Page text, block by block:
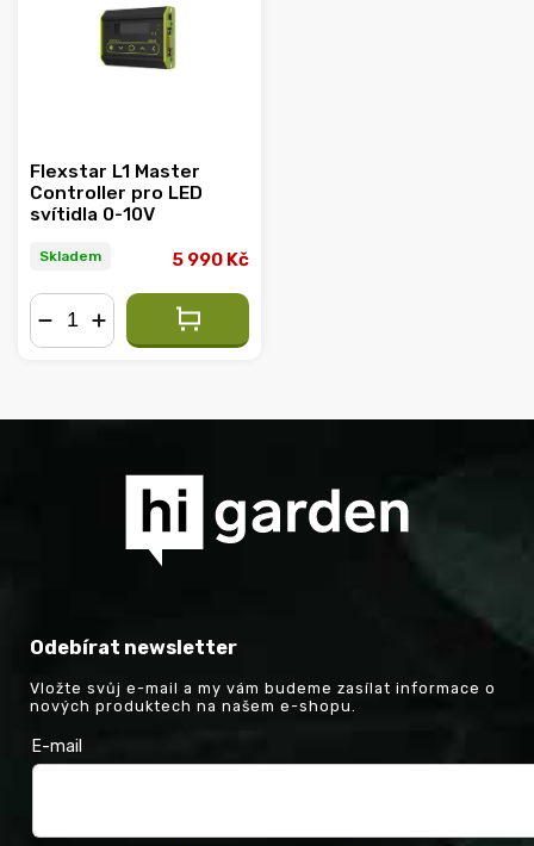
Abecedně
Flexstar L1 Master
Controller pro LED
svítidla 0-10V
Skladem 5 990 Kč
Odebírat newsletter
Vložte svůj e-mail a my vám budeme zasílat informace o
nových produktech na našem e-shopu.
E-mail